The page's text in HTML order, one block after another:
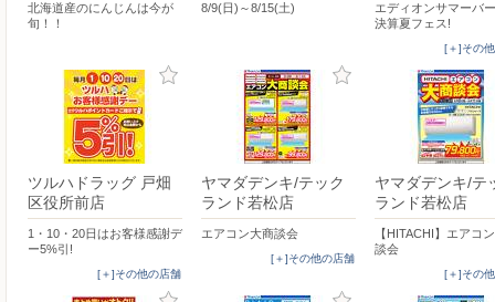
北海道産のにんじんは今が
旬！！
8/9(日)～8/15(土)
エディオンサマーバ
決算夏フェス!
[＋]その
ツルハドラッグ 戸畑
区役所前店
1・10・20日はお客様感謝デ
ー5%引!
[＋]その他の店舗
ヤマダデンキ/テック
ランド若松店
エアコン大商談会
[＋]その他の店舗
ヤマダデンキ/テ
ランド若松店
【HITACHI】エアコ
談会
[＋]その